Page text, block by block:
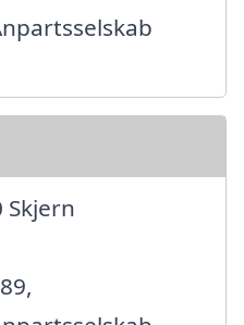
Skjern